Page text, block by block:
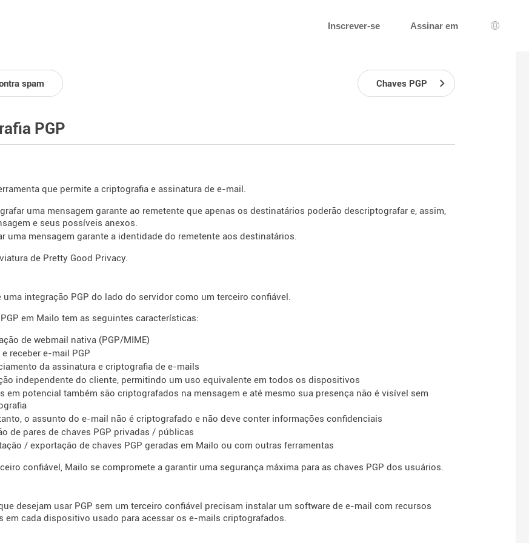
Inscrever-se Assinar em
spam Chaves PGP
PGP
que permite a criptografia e assinatura de e-mail.
uma mensagem garante ao remetente que apenas os destinatários poderão descriptografar e, assim,
e seus possíveis anexos.
uma mensagem garante a identidade do remetente aos destinatários.
de Pretty Good Privacy.
uma integração PGP do lado do servidor como um terceiro confiável.
em Mailo tem as seguintes características:
de webmail nativa (PGP/MIME)
receber e-mail PGP
da assinatura e criptografia de e-mails
independente do cliente, permitindo um uso equivalente em todos os dispositivos
em potencial também são criptografados na mensagem e até mesmo sua presença não é visível sem
o assunto do e-mail não é criptografado e não deve conter informações confidenciais
de pares de chaves PGP privadas / públicas
/ exportação de chaves PGP geradas em Mailo ou com outras ferramentas
confiável, Mailo se compromete a garantir uma segurança máxima para as chaves PGP dos usuários.
desejam usar PGP sem um terceiro confiável precisam instalar um software de e-mail com recursos
em cada dispositivo usado para acessar os e-mails criptografados.